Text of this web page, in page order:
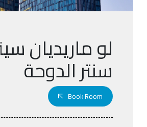
لو ماريديان
سنتر الدوحة
Book Room